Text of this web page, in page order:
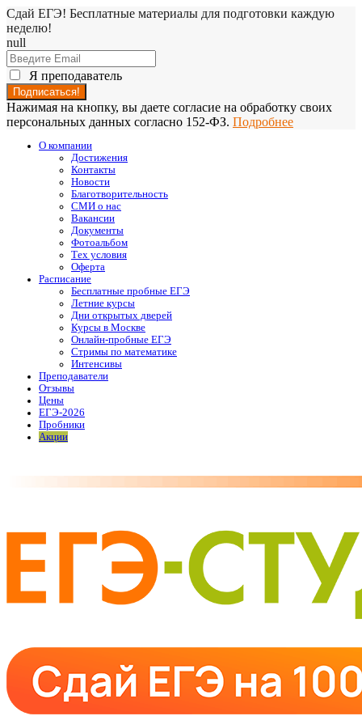
Сдай ЕГЭ! Бесплатные материалы для подготовки каждую
неделю!
null
Я преподаватель
Нажимая на кнопку, вы даете согласие на обработку своих
персональных данных согласно 152-ФЗ. Подробнее
О компании
Достижения
Контакты
Новости
Благотворительность
СМИ о нас
Вакансии
Документы
Фотоальбом
Тех условия
Оферта
Расписание
Бесплатные пробные ЕГЭ
Летние курсы
Дни открытых дверей
Курсы в Москве
Онлайн-пробные ЕГЭ
Стримы по математике
Интенсивы
Преподаватели
Отзывы
Цены
ЕГЭ-2026
Пробники
Акции